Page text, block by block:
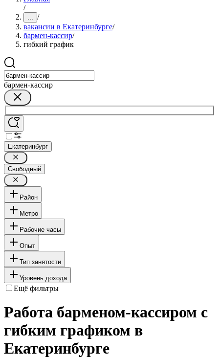
/
... /
вакансии в Екатеринбурге/
бармен-кассир/
гибкий график
бармен-кассир
Екатеринбург
Свободный
Район
Метро
Рабочие часы
Опыт
Тип занятости
Уровень дохода
Ещё фильтры
Работа барменом-кассиром с
гибким графиком в
Екатеринбурге